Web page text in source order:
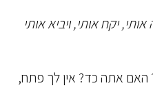
אותי, יקח אותי, ויביא אותי
אתה כד? אין לך פתח,